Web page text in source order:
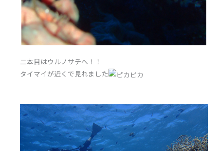
二本目はウルノサチへ！！
タイマイが近くで見れました